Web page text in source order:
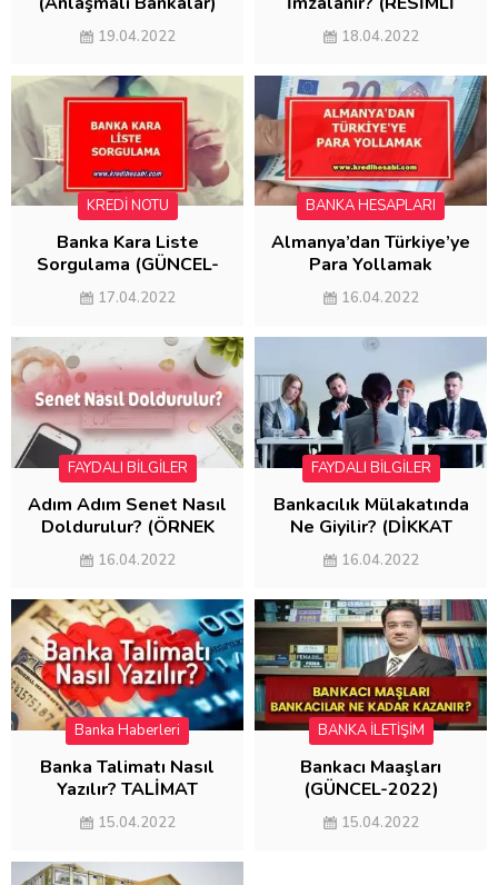
19.04.2022
ANLATIM)
18.04.2022
KREDİ NOTU
Banka Kara Liste
Sorgulama (GÜNCEL-
2022)
17.04.2022
BANKA HESAPLARI
Almanya’dan Türkiye’ye
Para Yollamak
(MASRAFSIZ
GÖNDERME)
16.04.2022
FAYDALI BİLGİLER
Adım Adım Senet Nasıl
Doldurulur? (ÖRNEK
SENET DOLDURMA)
16.04.2022
FAYDALI BİLGİLER
Bankacılık Mülakatında
Ne Giyilir? (DİKKAT
EDİLMESİ
GEREKENLER)
16.04.2022
Banka Haberleri
Banka Talimatı Nasıl
Yazılır? TALİMAT
ÖRNEĞİ
15.04.2022
BANKA İLETİŞİM
Bankacı Maaşları
(GÜNCEL-2022)
15.04.2022